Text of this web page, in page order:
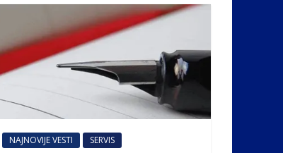
NAJNOVIJE VESTI SERVIS